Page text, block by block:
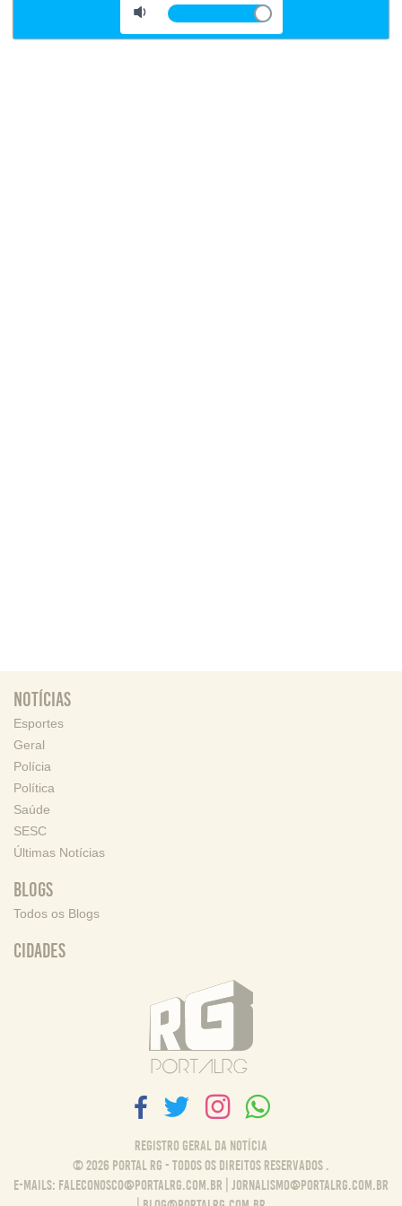
Notícias
Esportes
Geral
Polícia
Política
Saúde
SESC
Últimas Notícias
Blogs
Todos os Blogs
Cidades
Registro Geral da Notícia
© 2026 Portal RG - Todos os direitos reservados .
E-MAILS: FALECONOSCO@PORTALRG.COM.BR
JORNALISMO@PORTALRG.COM.BR